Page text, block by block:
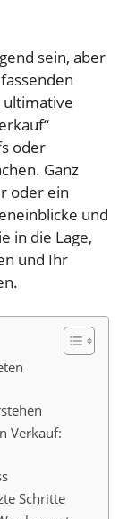
sein, aber
ultimative
oder
Ganz
oder ein
und
in die Lage,
und Ihr
Verkauf:
Schritte